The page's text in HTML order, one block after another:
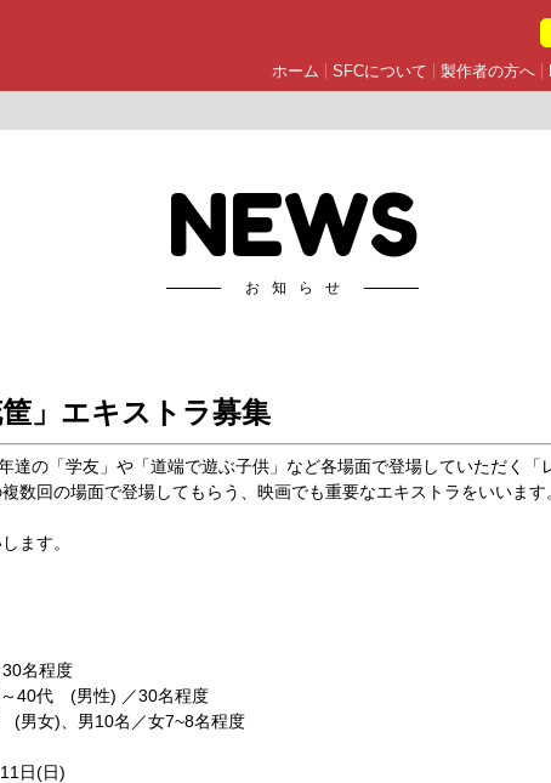
ホーム SFCについて 製作者の方へ
NEWS
お知らせ
筐」エキストラ募集
達の「学友」や「道端で遊ぶ子供」など各場面で登場していただく
数回の場面で登場してもらう、映画でも重要なエキストラをいいます
ます。
名程度
40代 (男性) ／30名程度
男女)、男10名／女7~8名程度
日(日)